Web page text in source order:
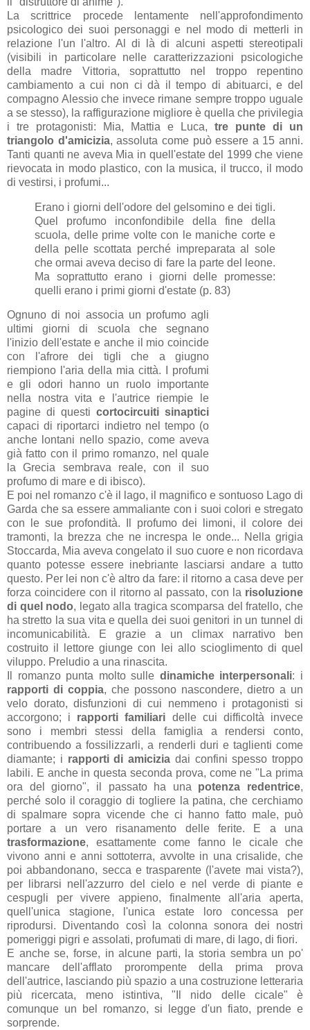
La scrittrice procede lentamente nell'approfondimento
psicologico dei suoi personaggi e nel modo di metterli in
relazione l'un l'altro. Al di là di alcuni aspetti stereotipali
(visibili in particolare nelle caratterizzazioni psicologiche
della madre Vittoria, soprattutto nel troppo repentino
cambiamento a cui non ci dà il tempo di abituarci, e del
compagno Alessio che invece rimane sempre troppo uguale
a se stesso), la raffigurazione migliore è quella che privilegia
i tre protagonisti: Mia, Mattia e Luca, tre punte di un
triangolo d'amicizia, assoluta come può essere a 15 anni.
Tanti quanti ne aveva Mia in quell'estate del 1999 che viene
rievocata in modo plastico, con la musica, il trucco, il modo
di vestirsi, i profumi...
Erano i giorni dell'odore del gelsomino e dei tigli.
Quel profumo inconfondibile della fine della
scuola, delle prime volte con le maniche corte e
della pelle scottata perché impreparata al sole
che ormai aveva deciso di fare la parte del leone.
Ma soprattutto erano i giorni delle promesse:
quelli erano i primi giorni d'estate (p. 83)
Ognuno di noi associa un profumo agli
ultimi giorni di scuola che segnano
l'inizio dell'estate e anche il mio coincide
con l'afrore dei tigli che a giugno
riempiono l'aria della mia città. I profumi
e gli odori hanno un ruolo importante
nella nostra vita e l'autrice riempie le
pagine di questicortocircuiti sinaptici
capaci di riportarci indietro nel tempo (o
anche lontani nello spazio, come aveva
già fatto con il primo romanzo, nel quale
la Grecia sembrava reale, con il suo
profumo di mare e di ibisco).
E poi nel romanzo c'è il lago, il magnifico e sontuoso Lago di
Garda che sa essere ammaliante con i suoi colori e stregato
con le sue profondità. Il profumo dei limoni, il colore dei
tramonti, la brezza che ne increspa le onde... Nella grigia
Stoccarda, Mia aveva congelato il suo cuore e non ricordava
quanto potesse essere inebriante lasciarsi andare a tutto
questo. Per lei non c'è altro da fare: il ritorno a casa deve per
forza coincidere con il ritorno al passato, con la risoluzione
di quel nodo, legato alla tragica scomparsa del fratello, che
ha stretto la sua vita e quella dei suoi genitori in un tunnel di
incomunicabilità. E grazie a un climax narrativo ben
costruito il lettore giunge con lei allo scioglimento di quel
viluppo. Preludio a una rinascita.
Il romanzo punta molto sulle dinamiche interpersonali: i
rapporti di coppia, che possono nascondere, dietro a un
velo dorato, disfunzioni di cui nemmeno i protagonisti si
accorgono; i rapporti familiari delle cui difficoltà invece
sono i membri stessi della famiglia a rendersi conto,
contribuendo a fossilizzarli, a renderli duri e taglienti come
diamante; i rapporti di amicizia dai confini spesso troppo
labili. E anche in questa seconda prova, come ne "La prima
ora del giorno", il passato ha una potenza redentrice,
perché solo il coraggio di togliere la patina, che cerchiamo
di spalmare sopra vicende che ci hanno fatto male, può
portare a un vero risanamento delle ferite. E a una
trasformazione, esattamente come fanno le cicale che
vivono anni e anni sottoterra, avvolte in una crisalide, che
poi abbandonano, secca e trasparente (l'avete mai vista?),
per librarsi nell'azzurro del cielo e nel verde di piante e
cespugli per vivere appieno, finalmente all'aria aperta,
quell'unica stagione, l'unica estate loro concessa per
riprodursi. Diventando così la colonna sonora dei nostri
pomeriggi pigri e assolati, profumati di mare, di lago, di fiori.
E anche se, forse, in alcune parti, la storia sembra un po'
mancare dell'afflato prorompente della prima prova
dell'autrice, lasciando più spazio a una costruzione letteraria
più ricercata, meno istintiva, "Il nido delle cicale" è
comunque un bel romanzo, si legge d'un fiato, prende e
sorprende.